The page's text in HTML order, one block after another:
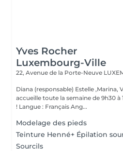
Yves Rocher
Luxembourg-Ville
22, Avenue de la Porte-Neuve
Diana (responsable) Estelle ,Marina,
accueille toute la semaine de 9h30
! Langue : Français Ang...
Modelage des pieds
Teinture Henné+ Épilation
Sourcils